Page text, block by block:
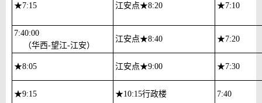
★7:15 江安点★8:20 ★7:10
7:40:00
（华西-望江-江安）
江安点★8:40 ★7:20
★8:05 江安点★9:00 ★7:30
★9:15 ★10:15行政楼 7:40